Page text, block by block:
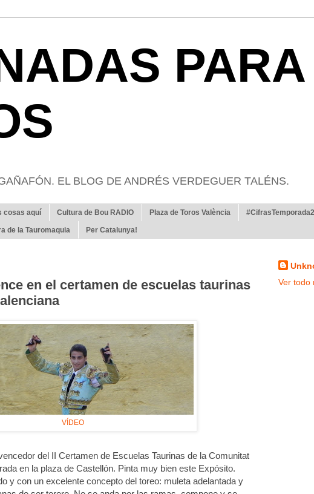
PARA
EL BLOG DE ANDRÉS VERDEGUER TALÉNS.
cosas aquí Cultura de Bou RADIO Plaza de Toros València
de la Tauromaquia Per Catalunya!
en el certamen de escuelas taurinas
VÍDEO
del II Certamen de Escuelas Taurinas de la Comunitat
en la plaza de Castellón. Pinta muy bien este Expósito.
y con un excelente concepto del toreo: muleta adelantada y
Ver todo